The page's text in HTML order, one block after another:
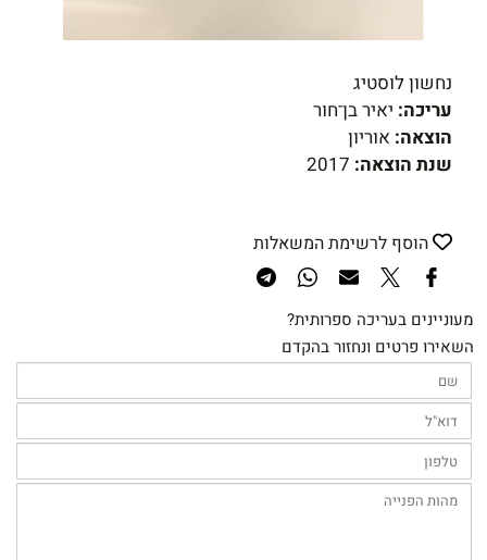
נחשון לוסטיג
עריכה: יאיר בן־חור
הוצאה: אוריון
שנת הוצאה:
הוסף לרשימת המשאלות
מעוניינים בעריכה ספרותית?
השאירו פרטים ונחזור בהקדם